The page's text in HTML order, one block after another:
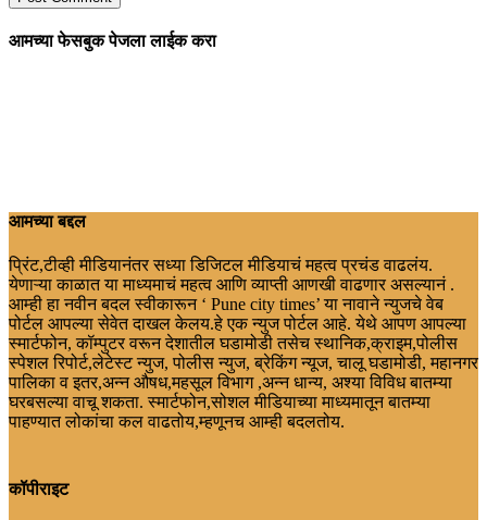
आमच्या फेसबुक पेजला लाईक करा
आमच्या बद्दल
प्रिंट,टीव्ही मीडियानंतर सध्या डिजिटल मीडियाचं महत्व प्रचंड वाढलंय.
येणाऱ्या काळात या माध्यमाचं महत्व आणि व्याप्ती आणखी वाढणार असल्यानं .
आम्ही हा नवीन बदल स्वीकारून ‘ Pune city times’ या नावाने न्युजचे वेब
पोर्टल आपल्या सेवेत दाखल केलय.हे एक न्युज पोर्टल आहे. येथे आपण आपल्या
स्मार्टफोन, कॉम्पुटर वरून देशातील घडामोडी तसेच स्थानिक,क्राइम,पोलीस
स्पेशल रिपोर्ट,लेटेस्ट न्युज, पोलीस न्युज, ब्रेकिंग न्यूज, चालू घडामोडी, महानगर
पालिका व इतर,अन्न औषध,महसूल विभाग ,अन्न धान्य, अश्या विविध बातम्या
घरबसल्या वाचू शकता. स्मार्टफोन,सोशल मीडियाच्या माध्यमातून बातम्या
पाहण्यात लोकांचा कल वाढतोय,म्हणूनच आम्ही बदलतोय.
कॉपीराइट